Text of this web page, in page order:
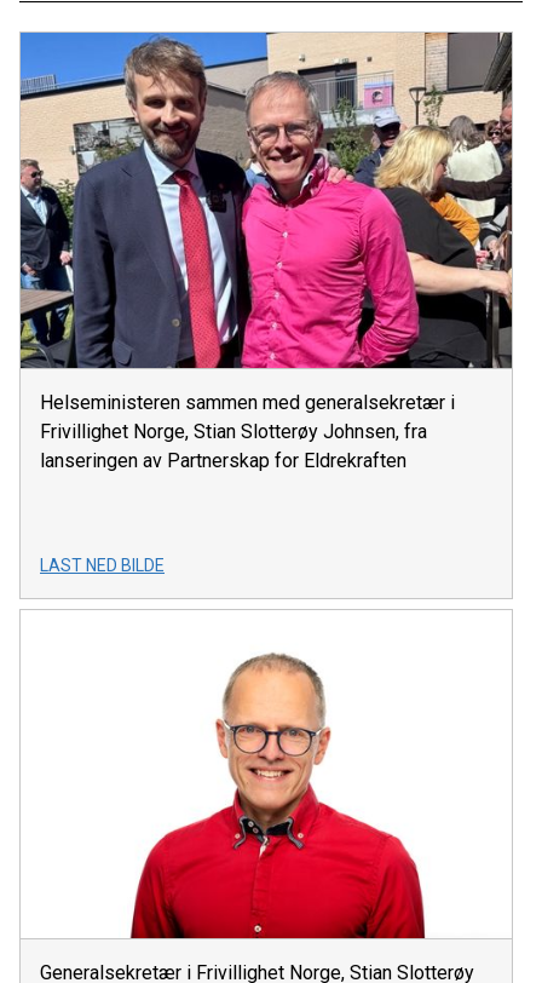
Helseministeren sammen med generalsekretær i
Frivillighet Norge, Stian Slotterøy Johnsen, fra
lanseringen av Partnerskap for Eldrekraften
LAST NED BILDE
Generalsekretær i Frivillighet Norge, Stian Slotterøy